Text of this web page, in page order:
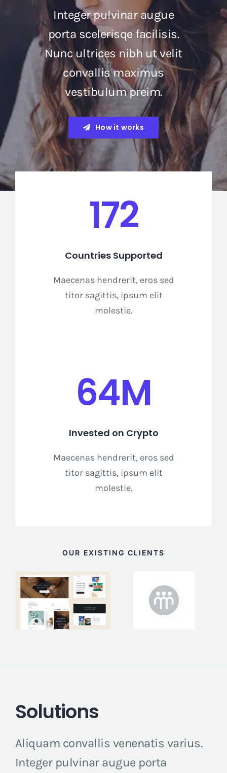
Integer pulvinar augue
porta scelerisqe facilisis.
Nunc ultrices nibh ut velit
convallis maximus
vestibulum preim.
How it works
172
Countries Supported
Maecenas hendrerit, eros sed
titor sagittis, ipsum elit
molestie.
64M
Invested on Crypto
Maecenas hendrerit, eros sed
titor sagittis, ipsum elit
molestie.
OUR EXISTING CLIENTS
Solutions
Aliquam convallis venenatis varius.
Integer pulvinar augue porta